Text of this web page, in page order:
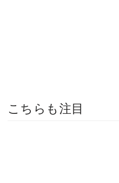
こちらも注目